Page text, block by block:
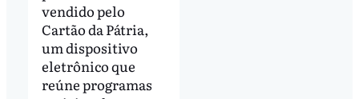
vendido pelo
Cartão da Pátria,
um dispositivo
eletrônico que
reúne programas